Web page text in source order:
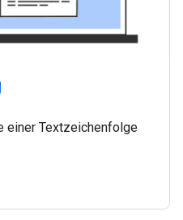
einer Textzeichenfolge